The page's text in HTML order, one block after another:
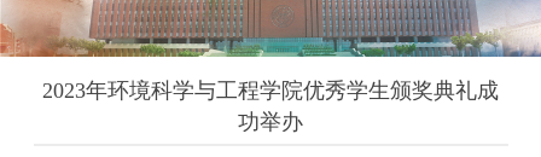
2023年环境科学与工程学院优秀学生颁奖典礼成
功举办